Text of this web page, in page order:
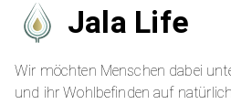
Jala Life
Wir möchten Menschen dabei
und ihr Wohlbefinden auf